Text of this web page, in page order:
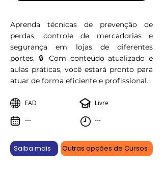
Aprenda técnicas de prevenção de
perdas, controle de mercadorias e
segurança em lojas de diferentes
portes. 🔒 Com conteúdo atualizado e
aulas práticas, você estará pronto para
atuar de forma eficiente e profissional.
EAD
---
Livre
---
Saiba mais Outras opções de Cursos